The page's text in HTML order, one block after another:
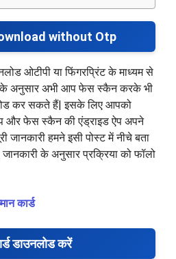
without Otp
ओटीपी या फिंगरप्रिंट के माध्यम से
के अनुसार अभी आप फेस स्कैन करके भी
कर सकते हैं| इसके लिए आपको
और फेस स्कैन की एंड्राइड ऐप अपने
जानकारी हमने इसी पोस्ट में नीचे बता
जानकारी के अनुसार प्रक्रिया को फॉलो
कार्ड
डाउनलोड करें